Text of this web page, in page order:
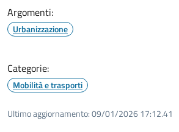
Argomenti:
Urbanizzazione
Categorie:
Mobilità e trasporti
Ultimo aggiornamento:09/01/2026 17:12.41